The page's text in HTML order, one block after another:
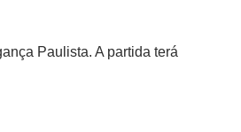
Paulista. A partida terá